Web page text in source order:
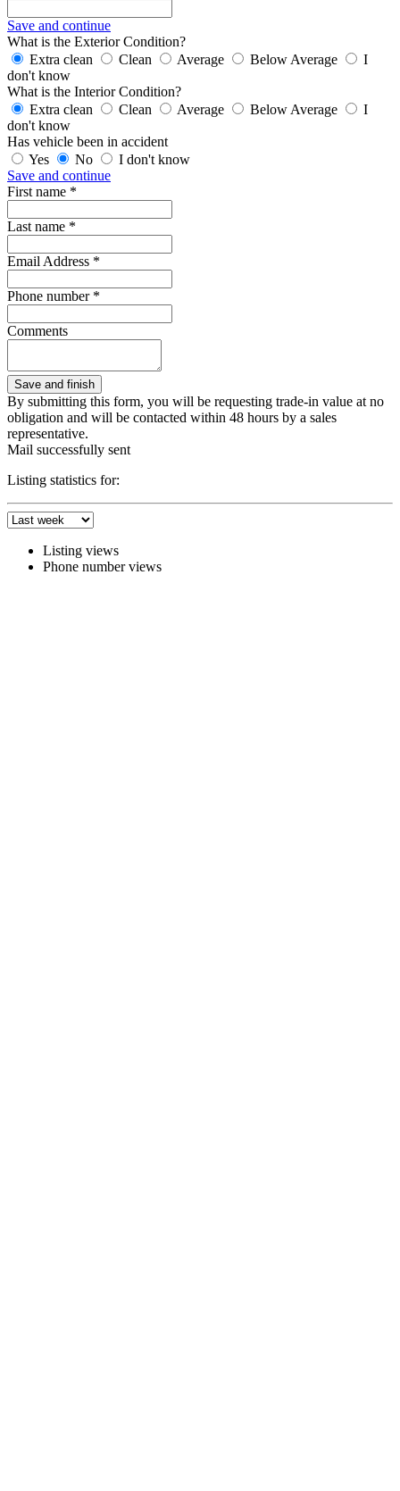
Save and continue
What is the Exterior Condition?
Extra clean
Clean Average Below Average
I
don't know
What is the Interior Condition?
Extra clean
Clean Average Below Average
I
don't know
Has vehicle been in accident
Yes
No
I don't know
Save and continue
First name *
Last name *
Email Address *
Phone number *
Comments
By submitting this form, you will be requesting trade-in value at no
obligation and will be contacted within 48 hours by a sales
representative.
Mail successfully sent
Listing statistics for:
Listing views
Phone number views